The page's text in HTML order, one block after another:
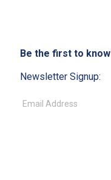
Be the first to know
Newsletter Signup: